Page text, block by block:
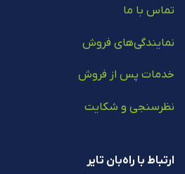
تماس با ما
نمایندگی‌های فروش
خدمات پس از فروش
نظرسنجی و شکایت
ارتباط با راه‌بان تایر